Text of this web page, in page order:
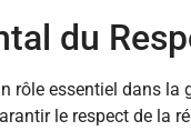
du
rôle essentiel dans la
le respect de la